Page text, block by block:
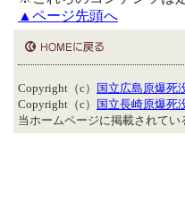
▲ページ先頭へ
Copyright（c）
国立広島原爆死
Copyright（c）
国立長崎原爆死
当ホームページに掲載されて